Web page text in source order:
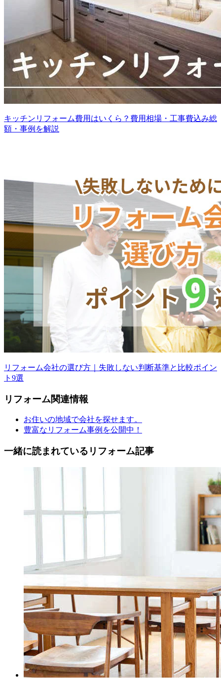
キッチンリフォーム費用はいくら？費用相場・工事費込み総
額・事例を解説
リフォーム会社の選び方｜失敗しない判断基準と比較ポイン
ト9選
リフォーム関連情報
お住いの地域で会社を探せます。
豊富なリフォーム事例を公開中！
一緒に読まれている リフォーム記事